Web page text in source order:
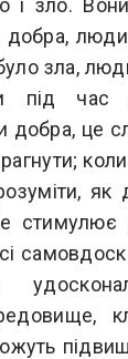
і зло.
добра,
зла,
під час
добра, це
як